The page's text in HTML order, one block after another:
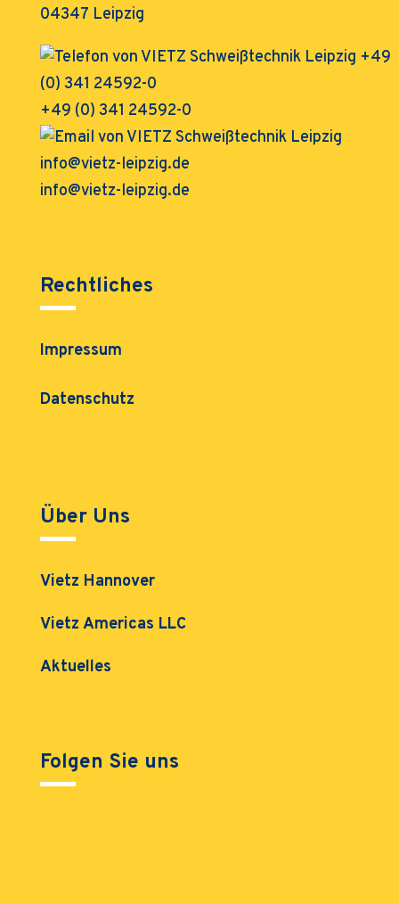
04347 Leipzig
+49 (0) 341 24592-0
info@vietz-leipzig.de
Rechtliches
Impressum
Datenschutz
Über Uns
Vietz Hannover
Vietz Americas LLC
Aktuelles
Folgen Sie uns